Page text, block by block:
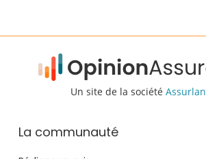
Un site de la société
La communauté